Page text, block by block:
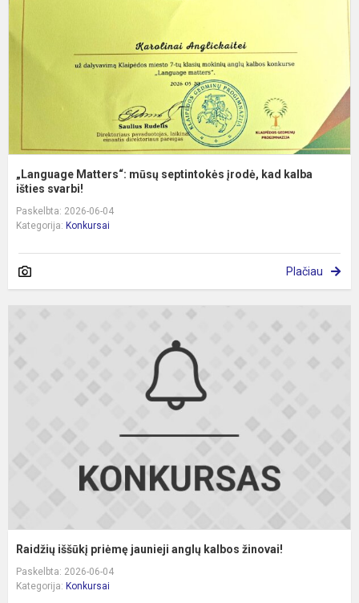
„Language Matters“: mūsų septintokės įrodė, kad kalba
išties svarbi!
Paskelbta: 2026-06-04
Kategorija: Konkursai
Plačiau
Raidžių iššūkį priėmę jaunieji anglų kalbos žinovai!
Paskelbta: 2026-06-04
Kategorija: Konkursai